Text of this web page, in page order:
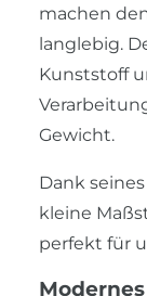
machen
langlebig.
Kunststoff
Gewicht.
Dank
kleine
perfekt für